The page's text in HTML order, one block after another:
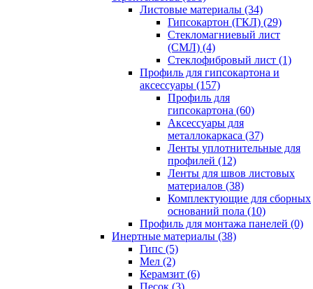
Листовые материалы (34)
Гипсокартон (ГКЛ) (29)
Стекломагниевый лист
(СМЛ) (4)
Cтеклофибровый лист (1)
Профиль для гипсокартона и
аксессуары (157)
Профиль для
гипсокартона (60)
Аксессуары для
металлокаркаса (37)
Ленты уплотнительные для
профилей (12)
Ленты для швов листовых
материалов (38)
Комплектующие для сборных
оснований пола (10)
Профиль для монтажа панелей (0)
Инертные материалы (38)
Гипс (5)
Мел (2)
Керамзит (6)
Песок (3)